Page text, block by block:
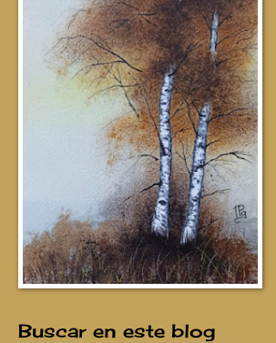
Buscar en este blog